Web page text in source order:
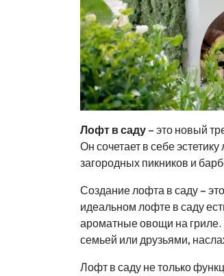
Лофт в саду – это новый
Он сочетает в себе
загородных пикников и
Создание лофта в саду –
идеальном лофте в саду
ароматные овощи на гриле.
семьей или друзьями,
Лофт в саду не только